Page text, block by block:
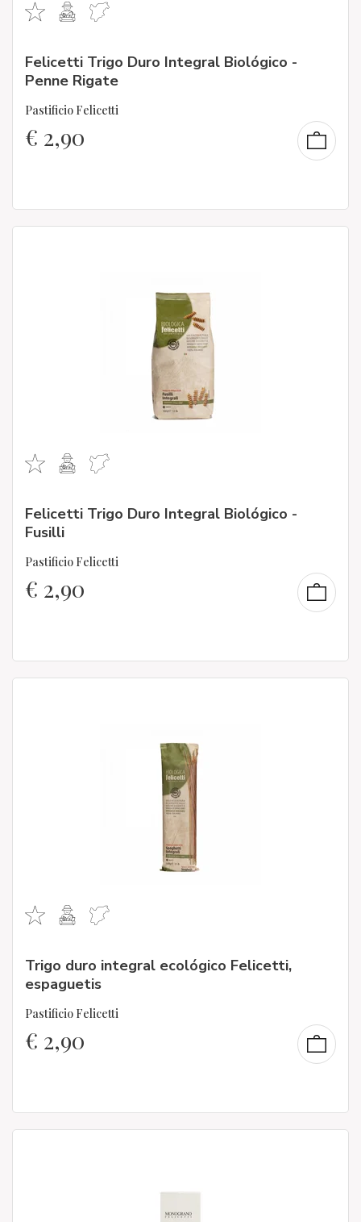
Felicetti Trigo Duro Integral Biológico -
Penne Rigate
Pastificio Felicetti
€ 2,90
Felicetti Trigo Duro Integral Biológico -
Fusilli
Pastificio Felicetti
€ 2,90
Trigo duro integral ecológico Felicetti,
espaguetis
Pastificio Felicetti
€ 2,90